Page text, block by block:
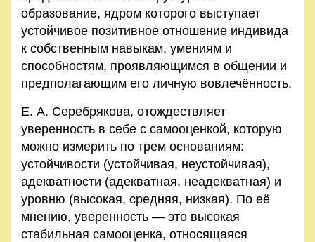
образование, ядром которого выступает
устойчивое позитивное отношение индивида
к собственным навыкам, умениям и
способностям, проявляющимся в общении и
предполагающим его личную вовлечённость.
Е. А. Серебрякова, отождествляет
уверенность в себе с самооценкой, которую
можно измерить по трем основаниям:
устойчивости (устойчивая, неустойчивая),
адекватности (адекватная, неадекватная) и
уровню (высокая, средняя, низкая). По её
мнению, уверенность — это высокая
стабильная самооценка, относящаяся